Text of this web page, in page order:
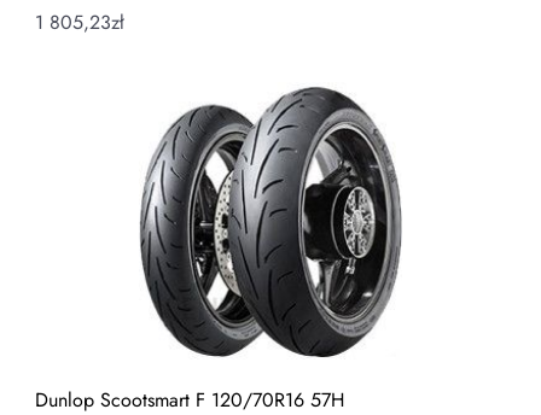
1 805,23zł
Dunlop Scootsmart F 120/70R16 57H